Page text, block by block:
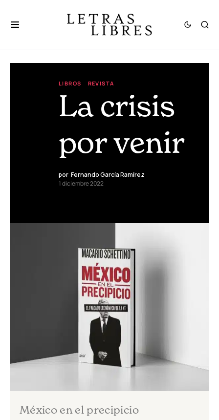
LIBROS REVISTA
La crisis
por venir
por Fernando García Ramírez
1 diciembre 2022
México en el precipicio